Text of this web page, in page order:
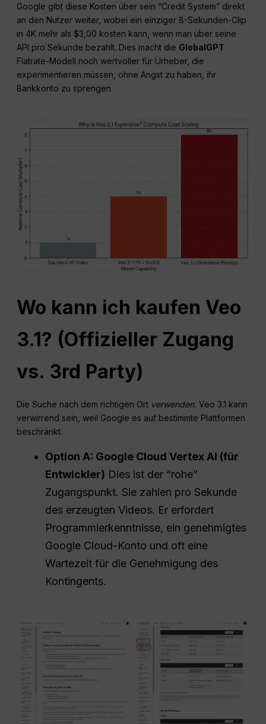
Google gibt diese Kosten über sein “Credit System” direkt
an den Nutzer weiter, wobei ein einziger 8-Sekunden-Clip
in 4K mehr als $3,00 kosten kann, wenn man über seine
API pro Sekunde bezahlt. Dies macht die GlobalGPT
Flatrate-Modell noch wertvoller für Urheber, die
experimentieren müssen, ohne Angst zu haben, ihr
Bankkonto zu sprengen.
Wo kann ich kaufen Veo
3.1? (Offizieller Zugang
vs. 3rd Party)
Die Suche nach dem richtigen Ort verwenden. Veo 3.1 kann
verwirrend sein, weil Google es auf bestimmte Plattformen
beschränkt.
Option A: Google Cloud Vertex AI (für
Entwickler) Dies ist der “rohe”
Zugangspunkt. Sie zahlen pro Sekunde
des erzeugten Videos. Er erfordert
Programmierkenntnisse, ein genehmigtes
Google Cloud-Konto und oft eine
Wartezeit für die Genehmigung des
Kontingents.